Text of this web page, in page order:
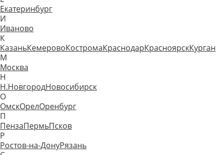
Екатеринбург
И
Иваново
К
КазаньКемеровоКостромаКраснодарКрасноярскКурган
М
Москва
Н
Н.НовгородНовосибирск
О
ОмскОрелОренбург
П
ПензаПермьПсков
Р
Ростов-на-ДонуРязань